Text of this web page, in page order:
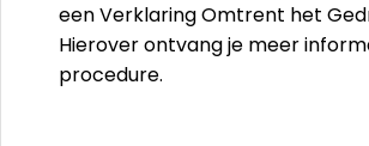
een Verklaring Omtrent het
Hierover ontvang je meer
procedure.